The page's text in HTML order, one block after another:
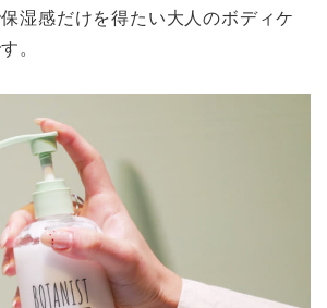
湿感だけを得たい大人のボディケ
。